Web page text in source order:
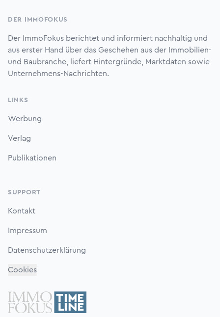
DER IMMOFOKUS
Der ImmoFokus berichtet und informiert nachhaltig und
aus erster Hand über das Geschehen aus der Immobilien-
und Baubranche, liefert Hintergründe, Marktdaten sowie
Unternehmens-Nachrichten.
LINKS
Werbung
Verlag
Publikationen
SUPPORT
Kontakt
Impressum
Datenschutzerklärung
Cookies